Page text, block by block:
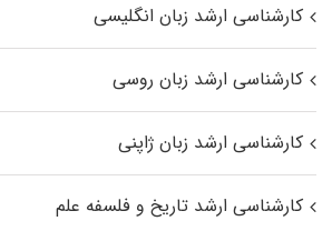
کارشناسی ارشد زبان انگلیسی
کارشناسی ارشد زبان روسی
کارشناسی ارشد زبان ژاپنی
کارشناسی ارشد تاریخ و فلسفه علم